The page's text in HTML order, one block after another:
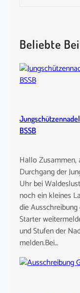
c
h
Beliebte
BSSB
Hallo Zusammen,
Durchgang der
Uhr bei
noch ein kleines
die
Starter
und Stufen der
melden.Bei…